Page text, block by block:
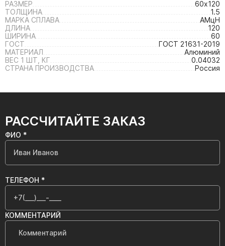
РАЗМЕР
60х120
ТОЛЩИНА
1.5
МАРКА СПЛАВА
АМцН
ДЛИНА
120
ШИРИНА
60
ГОСТ
ГОСТ 21631-2019
МАТЕРИАЛ
Алюминий
ВЕС 1 ШТ, КГ
0.04032
СТРАНА ПРОИЗВОДСТВА
Россия
РАССЧИТАЙТЕ ЗАКАЗ
ФИО *
ТЕЛЕФОН *
КОММЕНТАРИЙ